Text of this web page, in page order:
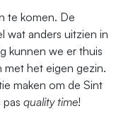
te komen. De
wat anders uitzien in
kunnen we er thuis
met het eigen gezin.
maken om de Sint
quality time!